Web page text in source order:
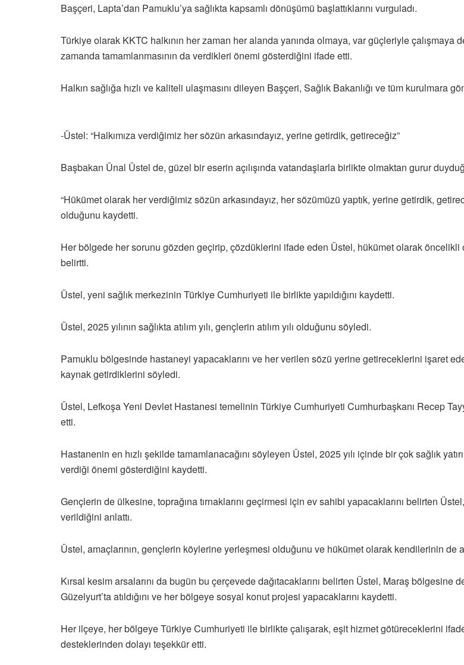
Başçeri, Lapta’dan Pamuklu’ya sağlıkta kapsamlı dönüşümü başlattıklarını vurguladı.
Türkiye olarak KKTC halkının her zaman her alanda yanında olmaya, var güçleriyle
zamanda tamamlanmasının da verdikleri önemi gösterdiğini ifade etti.
Halkın sağlığa hızlı ve kaliteli ulaşmasını dileyen Başçeri, Sağlık Bakanlığı ve tüm kurulmara
-Üstel: “Halkımıza verdiğimiz her sözün arkasındayız, yerine getirdik, getireceğiz”
Başbakan Ünal Üstel de, güzel bir eserin açılışında vatandaşlarla birlikte olmaktan gurur
“Hükümet olarak her verdiğimiz sözün arkasındayız, her sözümüzü yaptık, yerine getirdik,
olduğunu kaydetti.
Her bölgede her sorunu gözden geçirip, çözdüklerini ifade eden Üstel, hükümet olarak öncelikli
belirtti.
Üstel, yeni sağlık merkezinin Türkiye Cumhuriyeti ile birlikte yapıldığını kaydetti.
Üstel, 2025 yılının sağlıkta atılım yılı, gençlerin atılım yılı olduğunu söyledi.
Pamuklu bölgesinde hastaneyi yapacaklarını ve her verilen sözü yerine getireceklerini işaret
kaynak getirdiklerini söyledi.
Üstel, Lefkoşa Yeni Devlet Hastanesi temelinin Türkiye Cumhuriyeti Cumhurbaşkanı Recep
etti.
Hastanenin en hızlı şekilde tamamlanacağını söyleyen Üstel, 2025 yılı içinde bir çok sağlık
verdiği önemi gösterdiğini kaydetti.
Gençlerin de ülkesine, toprağına tırnaklarını geçirmesi için ev sahibi yapacaklarını belirten
verildiğini anlattı.
Üstel, amaçlarının, gençlerin köylerine yerleşmesi olduğunu ve hükümet olarak kendilerinin de alt
Kırsal kesim arsalarını da bugün bu çerçevede dağıtacaklarını belirten Üstel, Maraş
Güzelyurt’ta atıldığını ve her bölgeye sosyal konut projesi yapacaklarını kaydetti.
Her ilçeye, her bölgeye Türkiye Cumhuriyeti ile birlikte çalışarak, eşit hizmet götüreceklerini
desteklerinden dolayı teşekkür etti.